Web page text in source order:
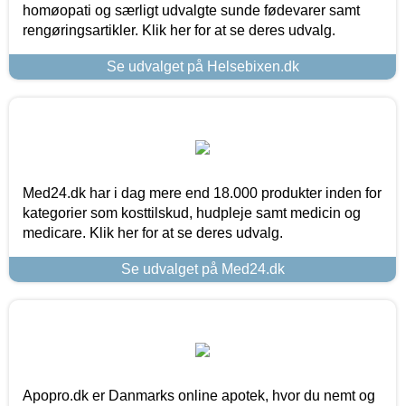
homøopati og særligt udvalgte sunde fødevarer samt
rengøringsartikler. Klik her for at se deres udvalg.
Se udvalget på Helsebixen.dk
Med24.dk har i dag mere end 18.000 produkter inden for
kategorier som kosttilskud, hudpleje samt medicin og
medicare. Klik her for at se deres udvalg.
Se udvalget på Med24.dk
Apopro.dk er Danmarks online apotek, hvor du nemt og